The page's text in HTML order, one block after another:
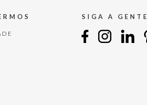
SIGA A GENTE